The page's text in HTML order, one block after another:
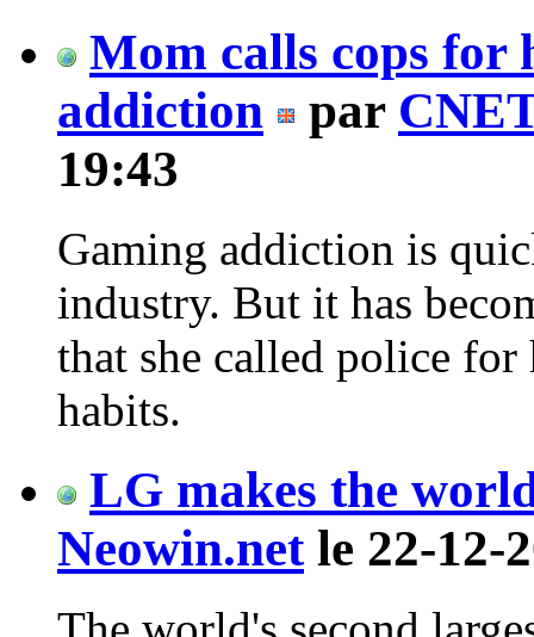
Mom calls cops for
addiction
par
19:43
Gaming addiction is
industry. But it has
that she called police
habits.
LG makes the
Neowin.netle 22-12-